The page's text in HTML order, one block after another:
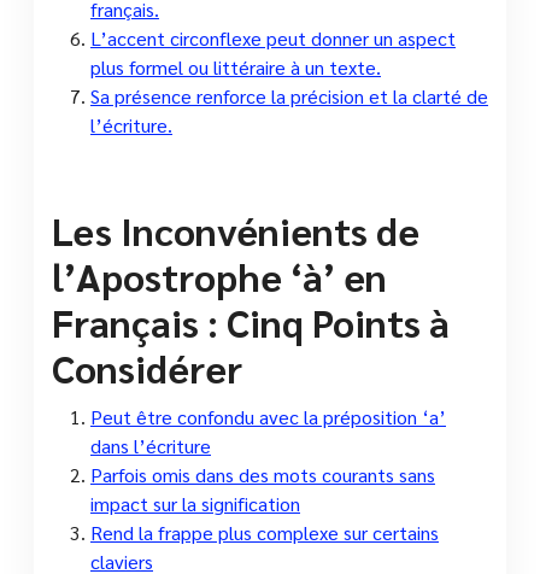
français.
L’accent circonflexe peut donner un aspect
plus formel ou littéraire à un texte.
Sa présence renforce la précision et la clarté de
l’écriture.
Les Inconvénients de
l’Apostrophe ‘à’ en
Français : Cinq Points à
Considérer
Peut être confondu avec la préposition ‘a’
dans l’écriture
Parfois omis dans des mots courants sans
impact sur la signification
Rend la frappe plus complexe sur certains
claviers